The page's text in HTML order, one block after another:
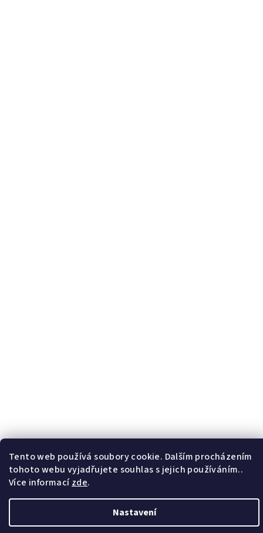
Tento web používá soubory cookie. Dalším procházením
tohoto webu vyjadřujete souhlas s jejich používáním..
Více informacízde.
Nastavení
Copyright 2026F.B. Marcelino. Všechna práva vyhrazena.
Vytvořil Shoptet